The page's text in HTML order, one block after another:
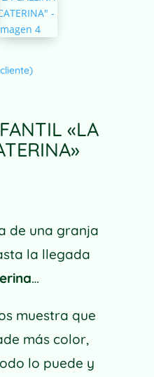
«LA
de una granja
la llegada
…
muestra que
más color,
lo puede y